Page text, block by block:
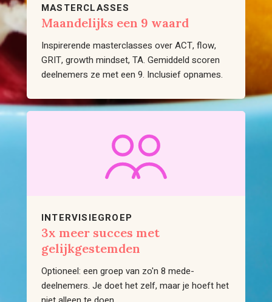
MASTERCLASSES
Maandelijks een 9 waard
Inspirerende masterclasses over ACT, flow,
GRIT, growth mindset, TA. Gemiddeld scoren
deelnemers ze met een 9. Inclusief opnames.
INTERVISIEGROEP
3x meer succes met
gelijkgestemden
Optioneel: een groep van zo'n 8 mede-
deelnemers. Je doet het zelf, maar je hoeft het